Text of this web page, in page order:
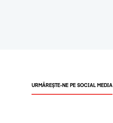
URMĂREȘTE-NE PE SOCIAL MEDIA